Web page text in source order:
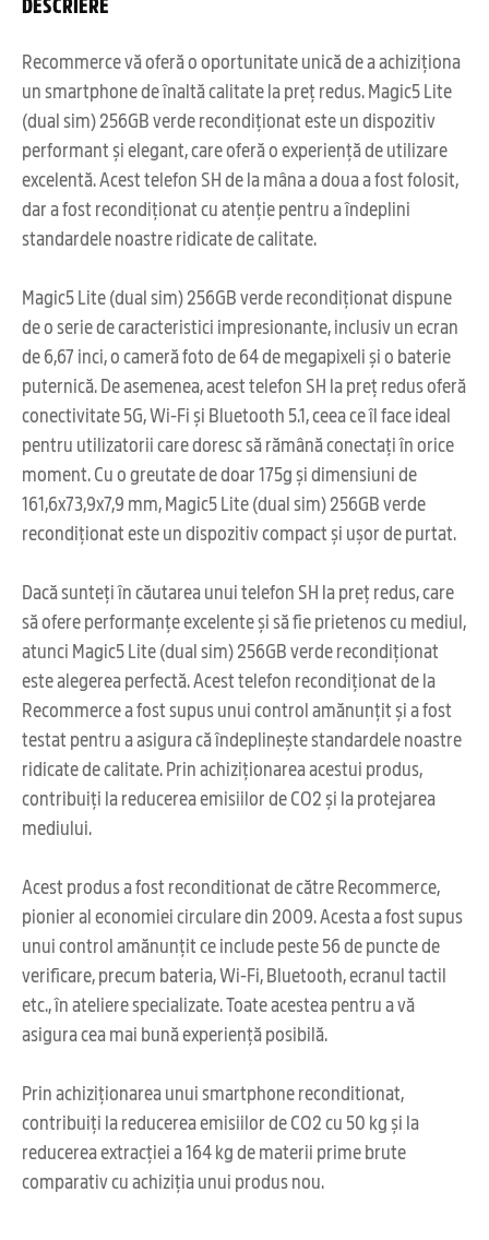
Recommerce vă oferă o oportunitate unică de a achiziționa
un smartphone de înaltă calitate la preț redus. Magic5 Lite
(dual sim) 256GB verde recondiționat este un dispozitiv
performant și elegant, care oferă o experiență de utilizare
excelentă. Acest telefon SH de la mâna a doua a fost folosit,
dar a fost recondiționat cu atenție pentru a îndeplini
standardele noastre ridicate de calitate.
Magic5 Lite (dual sim) 256GB verde recondiționat dispune
de o serie de caracteristici impresionante, inclusiv un ecran
de 6,67 inci, o cameră foto de 64 de megapixeli și o baterie
puternică. De asemenea, acest telefon SH la preț redus oferă
conectivitate 5G, Wi-Fi și Bluetooth 5.1, ceea ce îl face ideal
pentru utilizatorii care doresc să rămână conectați în orice
moment. Cu o greutate de doar 175g și dimensiuni de
161,6x73,9x7,9 mm, Magic5 Lite (dual sim) 256GB verde
recondiționat este un dispozitiv compact și ușor de purtat.
Dacă sunteți în căutarea unui telefon SH la preț redus, care
să ofere performanțe excelente și să fie prietenos cu mediul,
atunci Magic5 Lite (dual sim) 256GB verde recondiționat
este alegerea perfectă. Acest telefon recondiționat de la
Recommerce a fost supus unui control amănunțit și a fost
testat pentru a asigura că îndeplinește standardele noastre
ridicate de calitate. Prin achiziționarea acestui produs,
contribuiți la reducerea emisiilor de CO2 și la protejarea
mediului.
Acest produs a fost reconditionat de către Recommerce,
pionier al economiei circulare din 2009. Acesta a fost supus
unui control amănunțit ce include peste 56 de puncte de
verificare, precum bateria, Wi-Fi, Bluetooth, ecranul tactil
etc., în ateliere specializate. Toate acestea pentru a vă
asigura cea mai bună experiență posibilă.
Prin achiziționarea unui smartphone reconditionat,
contribuiți la reducerea emisiilor de CO2 cu 50 kg și la
reducerea extracției a 164 kg de materii prime brute
comparativ cu achiziția unui produs nou.